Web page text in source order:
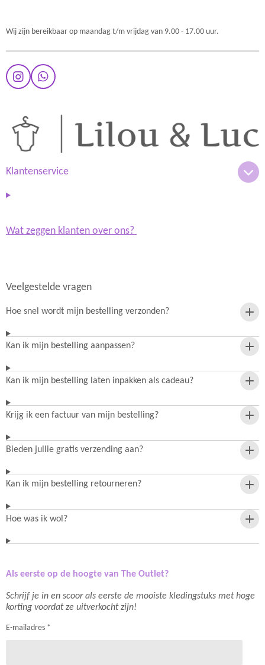
Wij zijn bereikbaar op maandag t/m vrijdag van 9.00 - 17.00 uur.
I
n
a
r
m
W
h
Klantenservice
Wat zeggen klanten over ons?
Veelgestelde vragen
Hoe snel wordt mijn bestelling verzonden?
Kan ik mijn bestelling aanpassen?
Kan ik mijn bestelling laten inpakken als cadeau?
Krijg ik een factuur van mijn bestelling?
Bieden jullie gratis verzending aan?
Kan ik mijn bestelling retourneren?
Hoe was ik wol?
Als eerste op de hoogte van The Outlet?
Schrijf je in en scoor als eerste de mooiste kledingstuks met hoge
korting voordat ze uitverkocht zijn!
E-mailadres *